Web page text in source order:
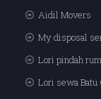
Aidil Movers
My disposal
Lori pindah
Lori sewa Batu